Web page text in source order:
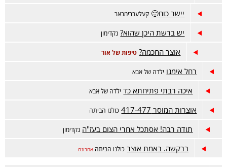
יישר כוח🙂 קעלעברימבאר
יש ברשת היכן שהוא? נקדימון
אוצר החכמה? טיפות של אור
רחל אימנו ילדה של אבא
איכה רבתי פתיחתא כד ילדה של אבא
אוצרות המוסר 417-477 כולנו הביתה
תודה רבה! אסתכל אחרי הצום בעז"ה נקדימון
בבקשה. באמת אוצר כולנו הביתה אחרונה